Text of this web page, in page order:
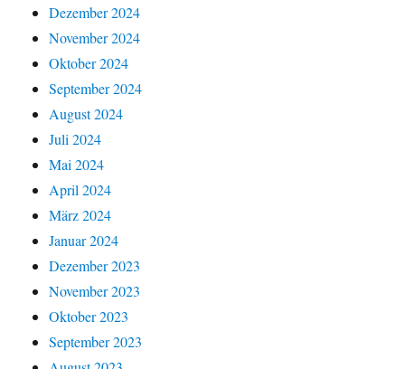
Dezember 2024
November 2024
Oktober 2024
September 2024
August 2024
Juli 2024
Mai 2024
April 2024
März 2024
Januar 2024
Dezember 2023
November 2023
Oktober 2023
September 2023